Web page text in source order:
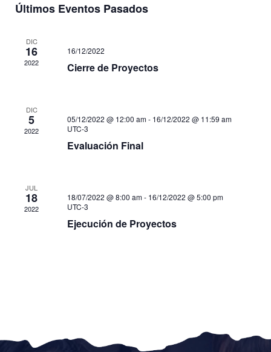
Últimos Eventos Pasados
DIC
16
2022
16/12/2022
Cierre de Proyectos
DIC
5
2022
05/12/2022 @ 12:00 am- 16/12/2022 @ 11:59 am
UTC-3
Evaluación Final
JUL
18
2022
18/07/2022 @ 8:00 am- 16/12/2022 @ 5:00 pm
UTC-3
Ejecución de Proyectos